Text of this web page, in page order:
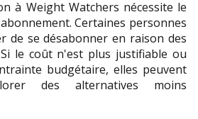
à Weight Watchers nécessite le
Certaines personnes
de se désabonner en raison des
le coût n'est plus justifiable ou
budgétaire, elles peuvent
des alternatives moins